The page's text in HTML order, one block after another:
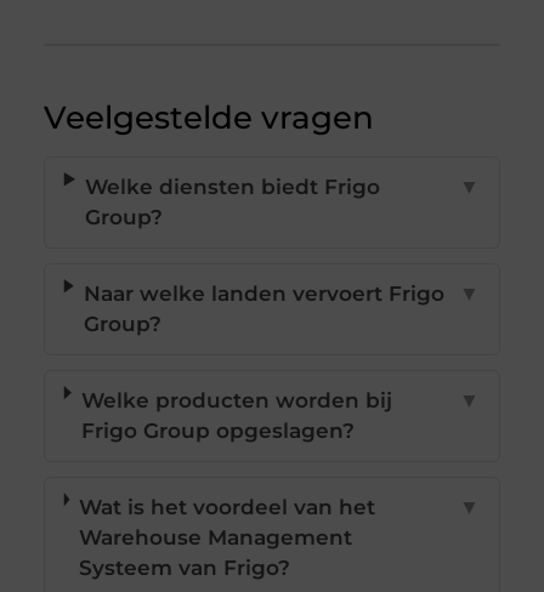
Veelgestelde vragen
Welke diensten biedt Frigo
Group?
▼
Naar welke landen vervoert Frigo
Group?
▼
Welke producten worden bij
Frigo Group opgeslagen?
▼
Wat is het voordeel van het
Warehouse Management
Systeem van Frigo?
▼